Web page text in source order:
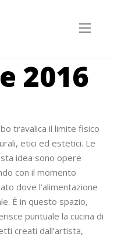
2016
travalica il limite fisico
etici ed estetici. Le
idea sono opere
con il momento
dove l’alimentazione
È in questo spazio,
puntuale la cucina di
creati dall’artista,